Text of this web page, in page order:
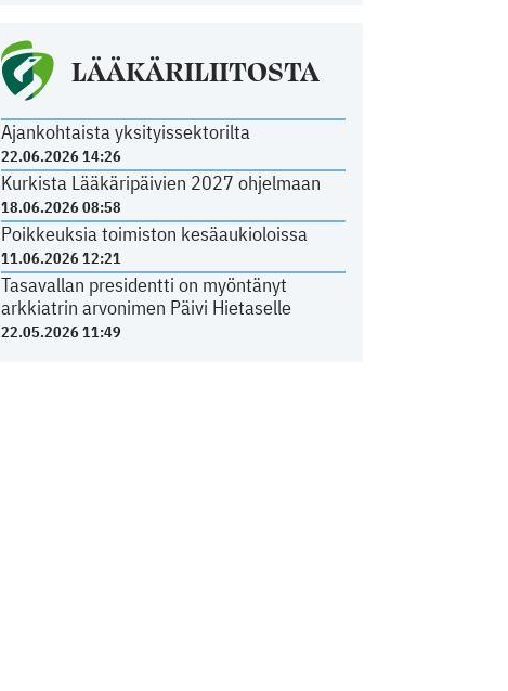
LÄÄKÄRILIITOSTA
Ajankohtaista yksityissektorilta
22.06.2026 14:26
Kurkista Lääkäripäivien 2027 ohjelmaan
18.06.2026 08:58
Poikkeuksia toimiston kesäaukioloissa
11.06.2026 12:21
Tasavallan presidentti on myöntänyt
arkkiatrin arvonimen Päivi Hietaselle
22.05.2026 11:49